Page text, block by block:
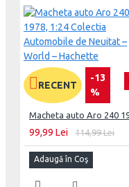
RECENT
-13
%
99,99 Lei 114,99 Lei
Adaugă în Coş